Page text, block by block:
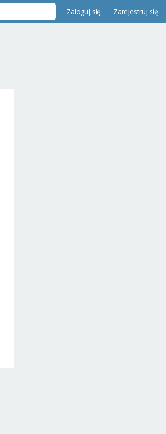
Zaloguj się Zarejestruj się